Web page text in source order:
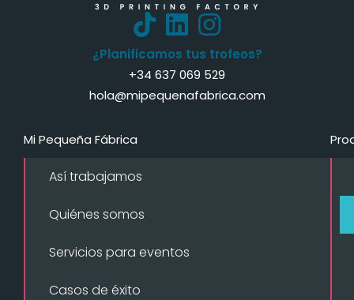
¿Planificamos tus trofeos?
+34 637 069 529
hola@mipequenafabrica.com
Mi Pequeña Fábrica
Así trabajamos
Quiénes somos
Servicios para eventos
Casos de éxito